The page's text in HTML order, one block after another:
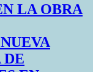
LA OBRA
DE